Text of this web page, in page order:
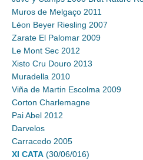
Muros de Melgaço 2011
Léon Beyer Riesling 2007
Zarate El Palomar 2009
Le Mont Sec 2012
Xisto Cru Douro 2013
Muradella 2010
Viña de Martin Escolma 2009
Corton Charlemagne
Pai Abel 2012
Darvelos
Carracedo 2005
XI CATA (30/06/016)